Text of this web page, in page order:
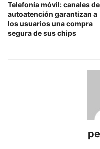
Telefonía móvil: canales de
autoatención garantizan a
los usuarios una compra
segura de sus chips